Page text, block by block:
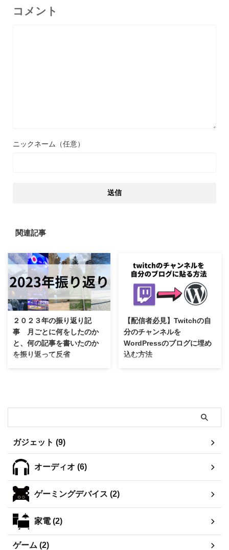
コメント
ニックネーム（任意）
関連記事
２０２３年の振り返り記
事 月ごとに何をしたのか
と、何の記事を書いたのか
を振り返って反省
2023年は僕にとって生活面で少
グから、数学と機械学習の理論に
の難しそうなブログになった。
どちらがいいのかは一概には分か
らない。個人的にはもっと楽しめ
るブログにしたいと思っている
一月 試験三昧。かなりしんどか
ったのを覚えている。年始には帯
状疱疹に罹患していた。 二月 何
してたかあまり記憶も記録もな
い。 唯一覚えていることとして
は Udemyをコツコツやって ...
【配信者必見】Twitchの自
分のチャンネルを
WordPressのブログに埋め
込む方法
って困ることって結構あります
む方法 今回は例として自分の
twitchチャンネルを使ってこの記
事の下部に埋め込んでみようと思
ぞ。。） マジで簡単です
僕の場合のコピーしたコードはこ
ガジェット (9)
オーディオ (6)
ゲーミングデバイス (2)
家電 (2)
ゲーム (2)